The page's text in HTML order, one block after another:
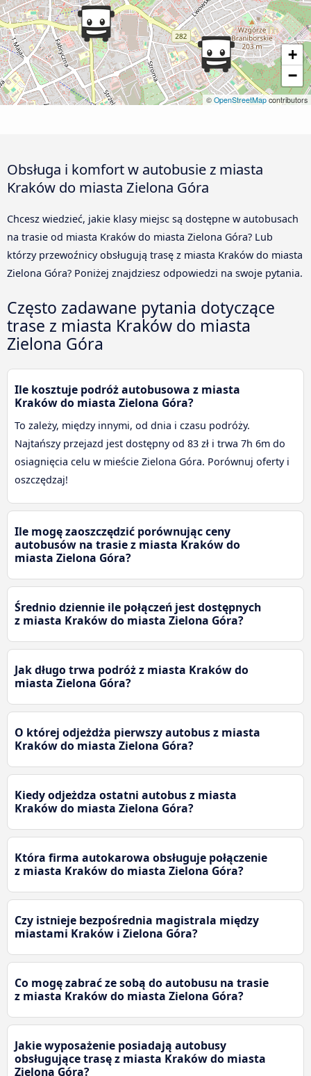
+
−
© OpenStreetMap contributors
Obsługa i komfort w autobusie z miasta
Kraków do miasta Zielona Góra
Chcesz wiedzieć, jakie klasy miejsc są dostępne w autobusach
na trasie od miasta Kraków do miasta Zielona Góra? Lub
którzy przewoźnicy obsługują trasę z miasta Kraków do miasta
Zielona Góra? Poniżej znajdziesz odpowiedzi na swoje pytania.
Często zadawane pytania dotyczące
trase z miasta Kraków do miasta
Zielona Góra
Ile kosztuje podróż autobusowa z miasta
Kraków do miasta Zielona Góra?
To zależy, między innymi, od dnia i czasu podróży.
Najtańszy przejazd jest dostępny od 83 zł i trwa 7h 6m do
osiagnięcia celu w mieście Zielona Góra. Porównuj oferty i
oszczędzaj!
Ile mogę zaoszczędzić porównując ceny
autobusów na trasie z miasta Kraków do
miasta Zielona Góra?
Średnio dziennie ile połączeń jest dostępnych
z miasta Kraków do miasta Zielona Góra?
Jak długo trwa podróż z miasta Kraków do
miasta Zielona Góra?
O której odjeżdża pierwszy autobus z miasta
Kraków do miasta Zielona Góra?
Kiedy odjeżdza ostatni autobus z miasta
Kraków do miasta Zielona Góra?
Która firma autokarowa obsługuje połączenie
z miasta Kraków do miasta Zielona Góra?
Czy istnieje bezpośrednia magistrala między
miastami Kraków i Zielona Góra?
Co mogę zabrać ze sobą do autobusu na trasie
z miasta Kraków do miasta Zielona Góra?
Jakie wyposażenie posiadają autobusy
obsługujące trasę z miasta Kraków do miasta
Zielona Góra?